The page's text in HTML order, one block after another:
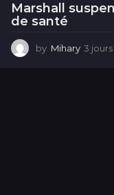
Marshall
de santé
by Mihary 3 jours